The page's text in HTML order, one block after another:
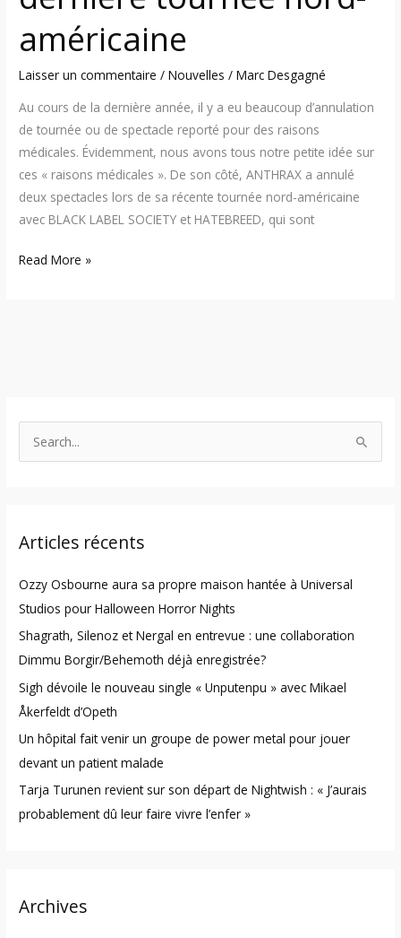
américaine
Laisser un commentaire /Nouvelles /Marc Desgagné
Au cours de la dernière année, il y a eu beaucoup d’annulation
de tournée ou de spectacle reporté pour des raisons
médicales. Évidemment, nous avons tous notre petite idée sur
ces « raisons médicales ». De son côté, ANTHRAX a annulé
deux spectacles lors de sa récente tournée nord-américaine
avec BLACK LABEL SOCIETY et HATEBREED, qui sont
américaine
Read More »
c
f
o
r
:
Articles récents
Ozzy Osbourne aura sa propre maison hantée à Universal
Studios pour Halloween Horror Nights
Shagrath, Silenoz et Nergal en entrevue : une collaboration
Dimmu Borgir/Behemoth déjà enregistrée?
Sigh dévoile le nouveau single « Unputenpu » avec Mikael
Åkerfeldt d’Opeth
Un hôpital fait venir un groupe de power metal pour jouer
devant un patient malade
Tarja Turunen revient sur son départ de Nightwish : « J’aurais
probablement dû leur faire vivre l’enfer »
Archives